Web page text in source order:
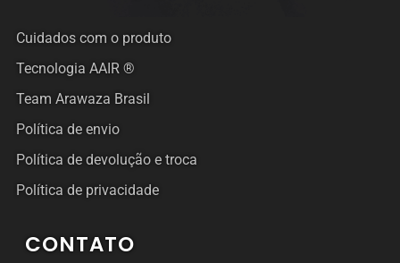
Cuidados com o produto
Tecnologia AAIR ®
Team Arawaza Brasil
Política de envio
Política de devolução e troca
Política de privacidade
CONTATO